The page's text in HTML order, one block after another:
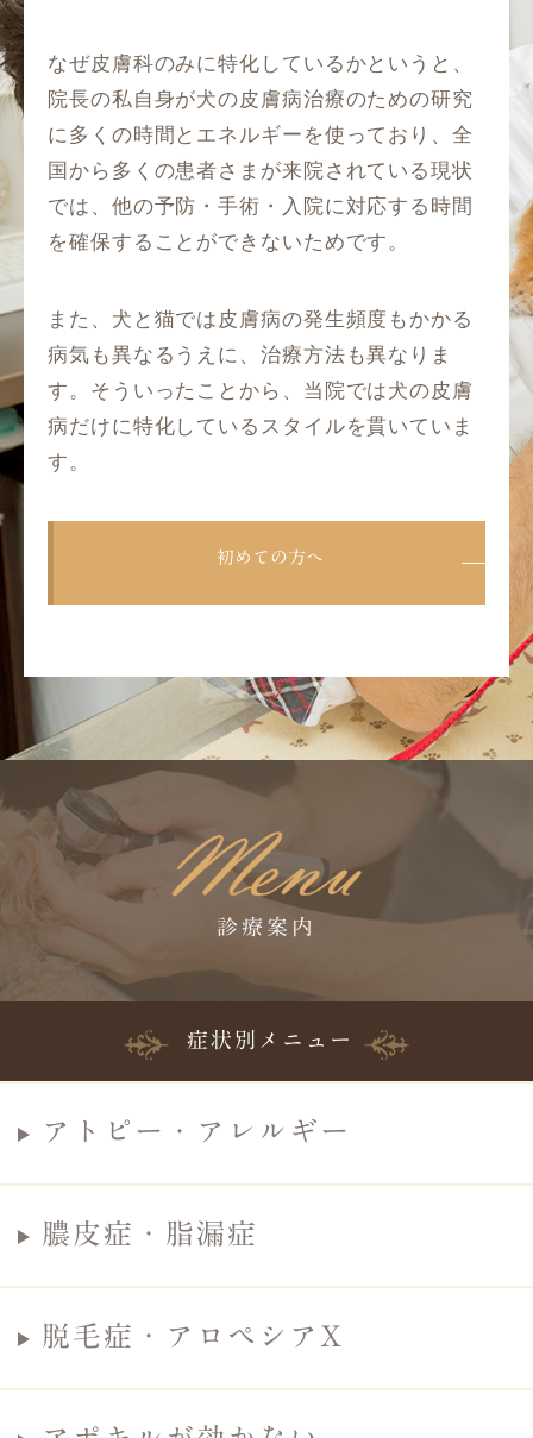
なぜ皮膚科のみに特化しているかというと、
院長の私自身が犬の皮膚病治療のための研究
に多くの時間とエネルギーを使っており、全
国から多くの患者さまが来院されている現状
では、他の予防・手術・入院に対応する時間
を確保することができないためです。
また、犬と猫では皮膚病の発生頻度もかかる
病気も異なるうえに、治療方法も異なりま
す。そういったことから、当院では犬の皮膚
病だけに特化しているスタイルを貫いていま
す。
初めての方へ
診療案内
症状別メニュー
アトピー・アレルギー
膿皮症・脂漏症
脱毛症・アロペシアX